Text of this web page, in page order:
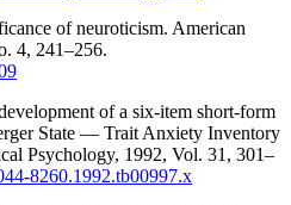
of neuroticism. American
4, 241–256.
of a six-item short-form
State — Trait Anxiety Inventory
Psychology, 1992, Vol. 31, 301–
8260.1992.tb00997.x